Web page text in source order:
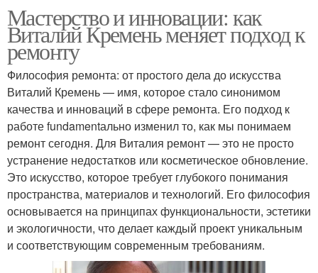
Мастерство и инновации: как
Виталий Кремень меняет подход к
ремонту
Философия ремонта: от простого дела до искусства
Виталий Кремень — имя, которое стало синонимом
качества и инноваций в сфере ремонта. Его подход к
работе fundamentально изменил то, как мы понимаем
ремонт сегодня. Для Виталия ремонт — это не просто
устранение недостатков или косметическое обновление.
Это искусство, которое требует глубокого понимания
пространства, материалов и технологий. Его философия
основывается на принципах функциональности, эстетики
и экологичности, что делает каждый проект уникальным
и соответствующим современным требованиям.